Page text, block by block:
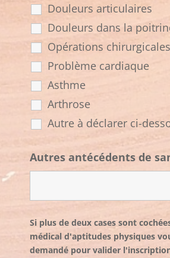
Douleurs articulaires
Douleurs dans la
Opérations
Problème cardiaque
Asthme
Arthrose
Autre à déclarer ci-
Autres antécédents de
Si plus de deux cases sont
médical d'aptitudes physiques
demandé pour valider